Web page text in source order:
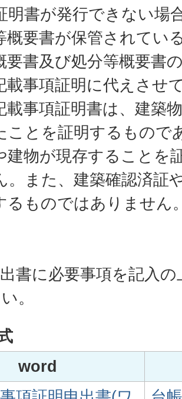
明書が発行できない場
概要書が保管されてい
要書及び処分等概要書
載事項証明に代えさせ
載事項証明書は、建築
ことを証明するもので
建物が現存することを
。また、建築確認済証
るものではありません
書に必要事項を記入
。
word